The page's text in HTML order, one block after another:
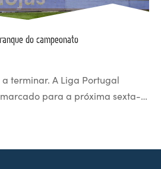
do campeonato
terminar. A Liga Portugal
para a próxima sexta-…